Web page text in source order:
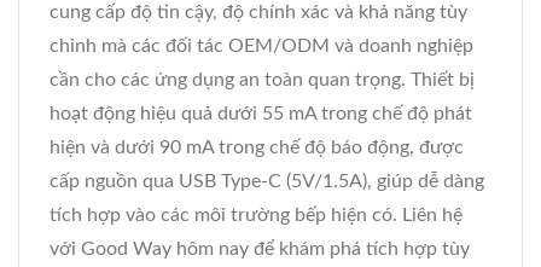
cung cấp độ tin cậy, độ chính xác và khả năng tùy
chỉnh mà các đối tác OEM/ODM và doanh nghiệp
cần cho các ứng dụng an toàn quan trọng. Thiết bị
hoạt động hiệu quả dưới 55 mA trong chế độ phát
hiện và dưới 90 mA trong chế độ báo động, được
cấp nguồn qua USB Type-C (5V/1.5A), giúp dễ dàng
tích hợp vào các môi trường bếp hiện có. Liên hệ
với Good Way hôm nay để khám phá tích hợp tùy